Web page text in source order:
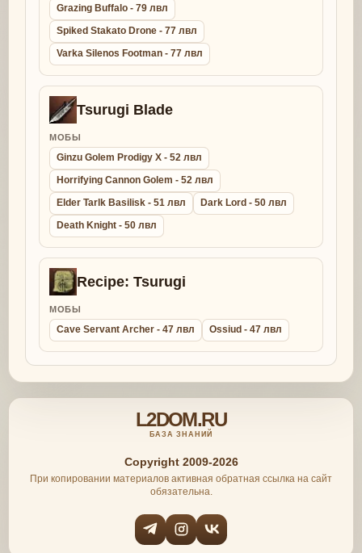
Grazing Buffalo - 79 лвл
Spiked Stakato Drone - 77 лвл
Varka Silenos Footman - 77 лвл
Tsurugi Blade
МОБЫ
Ginzu Golem Prodigy X - 52 лвл
Horrifying Cannon Golem - 52 лвл
Elder Tarlk Basilisk - 51 лвл
Dark Lord - 50 лвл
Death Knight - 50 лвл
Recipe: Tsurugi
МОБЫ
Cave Servant Archer - 47 лвл Ossiud - 47 лвл
L2DOM.RU
БАЗА ЗНАНИЙ
Copyright 2009-2026
При копировании материалов активная обратная ссылка на сайт
обязательна.